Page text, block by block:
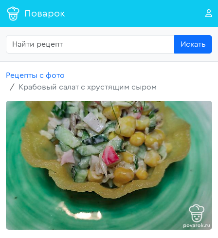
Поварок
Искать
Рецепты с фото
Крабовый салат с хрустящим сыром